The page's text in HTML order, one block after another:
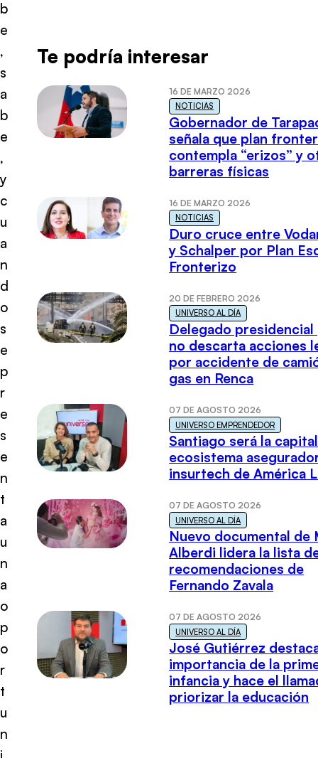
b
e
,
s
a
b
e
,
y
c
u
a
n
d
o
s
e
p
r
e
s
e
n
t
a
u
n
a
o
p
o
r
t
u
n
Te podría interesar
16 DE MARZO 2026
NOTICIAS
Gobernador de
señala que plan
contempla “erizos” y
barreras físicas
16 DE MARZO 2026
NOTICIAS
Duro cruce entre
y Schalper por Plan
Fronterizo
20 DE FEBRERO 2026
UNIVERSO AL DÍA
Delegado presidencial
no descarta acciones
por accidente de
gas en Renca
07 DE AGOSTO 2026
UNIVERSO EMPRENDEDOR
Santiago será la
ecosistema
insurtech de América
07 DE AGOSTO 2026
UNIVERSO AL DÍA
Nuevo documental de
Alberdi lidera la lista
recomendaciones de
Fernando Zavala
07 DE AGOSTO 2026
UNIVERSO AL DÍA
José Gutiérrez
importancia de la
infancia y hace el
priorizar la educación